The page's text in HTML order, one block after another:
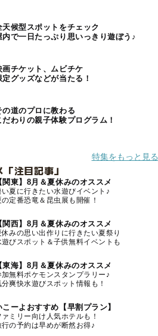
天候型スポットをチェック
内で一日たっぷり思いっきり遊ぼう♪
画チケット、ムビチケ
定グッズなどが当たる！
の道のプロに教わる
だわりの親子体験プログラム！
特集をもっと見る
注目記事」
関東】8月＆夏休みのオススメ
い夏に行きたい水遊びイベント♪
の定番恐竜＆昆虫展も開催！
関西】8月＆夏休みのオススメ
休みの思い出作りに行きたい夏祭り
遊びスポット＆子供無料イベントも
東海】8月＆夏休みのオススメ
加無料ポケモンスタンプラリー♪
分爽快水遊びスポット情報も！
こーよおすすめ【早割プラン】
ァミリー向け人気ホテルも！
行の予約は早めが断然お得♪